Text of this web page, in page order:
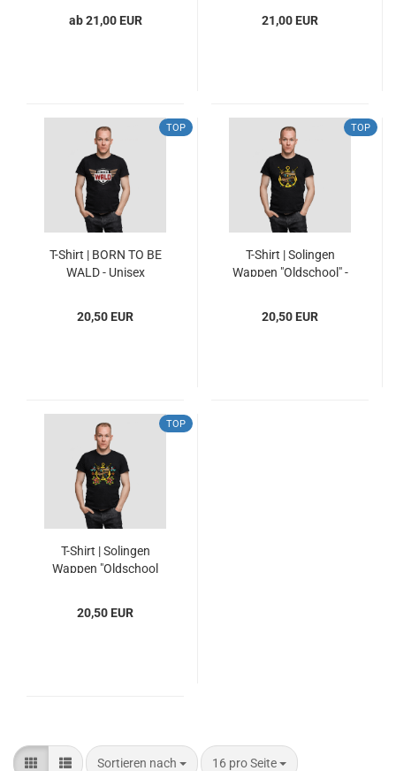
ab 21,00 EUR 21,00 EUR
TOP
T-Shirt | BORN TO BE
WALD - Unisex
20,50 EUR
TOP
T-Shirt | Solingen
Wappen "Oldschool" -
20,50 EUR
TOP
T-Shirt | Solingen
Wappen "Oldschool
20,50 EUR
Sortieren nach
Sortieren nach 16 pro Seite
pro Seite